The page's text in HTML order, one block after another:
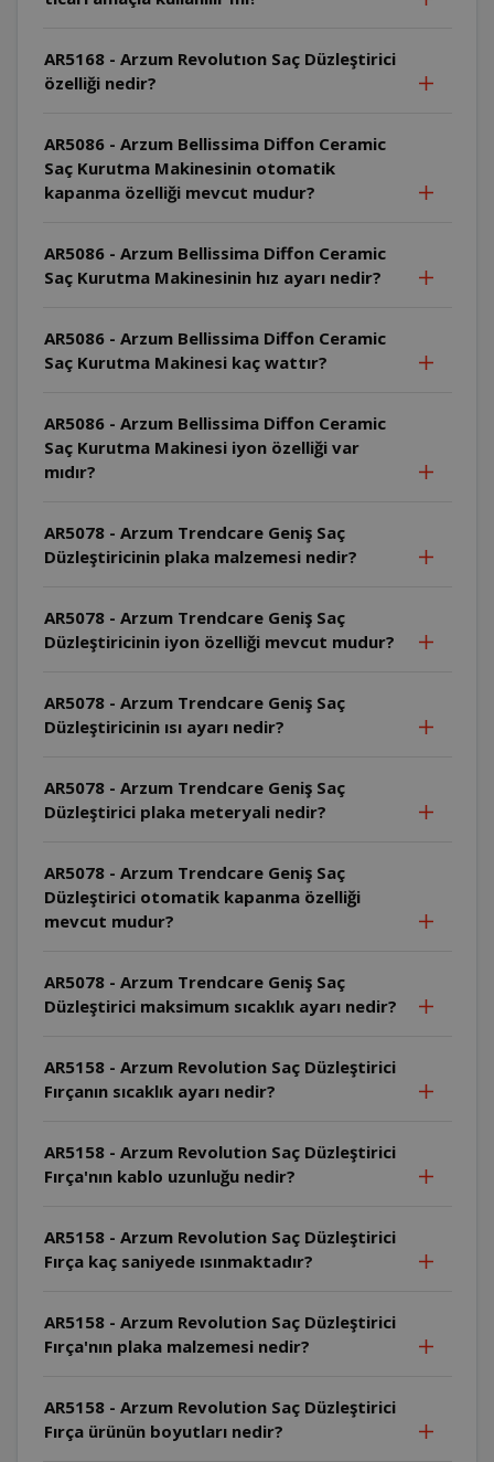
AR5168 - Arzum Revolutıon Saç Düzleştirici
özelliği nedir?
AR5086 - Arzum Bellissima Diffon Ceramic
Saç Kurutma Makinesinin otomatik
kapanma özelliği mevcut mudur?
AR5086 - Arzum Bellissima Diffon Ceramic
Saç Kurutma Makinesinin hız ayarı nedir?
AR5086 - Arzum Bellissima Diffon Ceramic
Saç Kurutma Makinesi kaç wattır?
AR5086 - Arzum Bellissima Diffon Ceramic
Saç Kurutma Makinesi iyon özelliği var
mıdır?
AR5078 - Arzum Trendcare Geniş Saç
Düzleştiricinin plaka malzemesi nedir?
AR5078 - Arzum Trendcare Geniş Saç
Düzleştiricinin iyon özelliği mevcut mudur?
AR5078 - Arzum Trendcare Geniş Saç
Düzleştiricinin ısı ayarı nedir?
AR5078 - Arzum Trendcare Geniş Saç
Düzleştirici plaka meteryali nedir?
AR5078 - Arzum Trendcare Geniş Saç
Düzleştirici otomatik kapanma özelliği
mevcut mudur?
AR5078 - Arzum Trendcare Geniş Saç
Düzleştirici maksimum sıcaklık ayarı nedir?
AR5158 - Arzum Revolution Saç Düzleştirici
Fırçanın sıcaklık ayarı nedir?
AR5158 - Arzum Revolution Saç Düzleştirici
Fırça'nın kablo uzunluğu nedir?
AR5158 - Arzum Revolution Saç Düzleştirici
Fırça kaç saniyede ısınmaktadır?
AR5158 - Arzum Revolution Saç Düzleştirici
Fırça'nın plaka malzemesi nedir?
AR5158 - Arzum Revolution Saç Düzleştirici
Fırça ürünün boyutları nedir?